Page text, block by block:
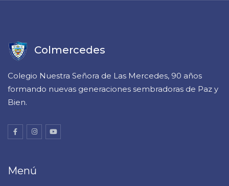
Colmercedes
Colegio Nuestra Señora de Las Mercedes, 90 años
formando nuevas generaciones sembradoras de Paz y
Bien.
Menú